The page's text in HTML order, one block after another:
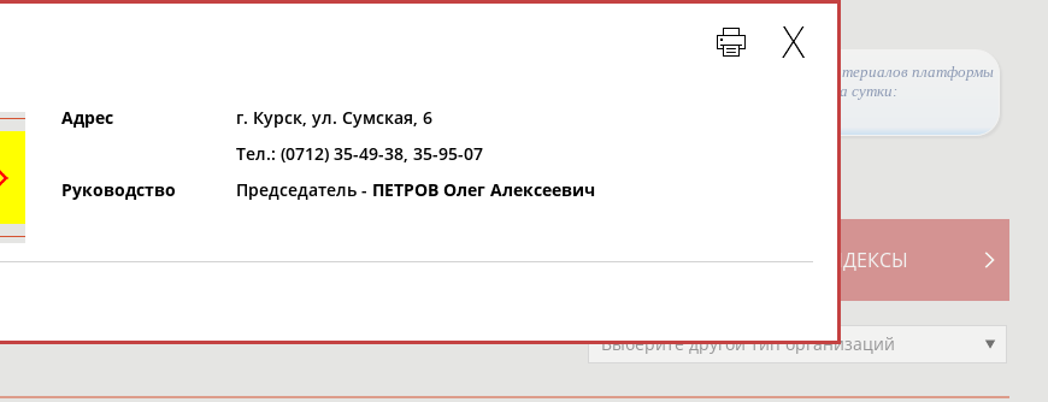
Просмотры материалов платформы
за сутки:
СВОДНЫЕ ИНДЕКСЫ
ТАБЛО АКТИВНОСТИ
РЕСУРСНАЯ ПЛОЩАДКА
Выберите другой тип организаций
Адрес
г. Курск, ул. Сумская, 6
Тел.: (0712) 35-49-38, 35-95-07
Руководство
Председатель - ПЕТРОВ Олег Алексеевич